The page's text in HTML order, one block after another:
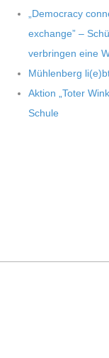
„Demo­cracy
exch­ange” –
ver­brin­gen eine
Müh­len­berg
Aktion „Toter
Schule